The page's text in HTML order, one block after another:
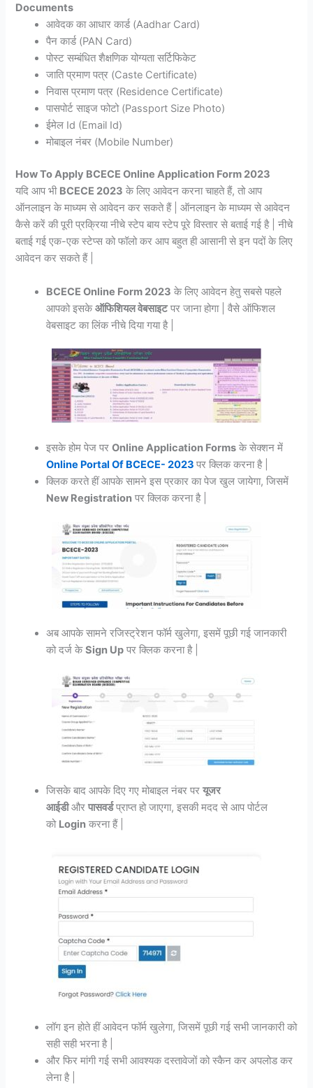
Documents
आवेदक का आधार कार्ड (Aadhar Card)
पैन कार्ड (PAN Card)
पोस्ट सम्बंधित शैक्षणिक योग्यता सर्टिफिकेट
जाति प्रमाण पत्र (Caste Certificate)
निवास प्रमाण पत्र (Residence Certificate)
पासपोर्ट साइज फोटो (Passport Size Photo)
ईमेल Id (Email Id)
मोबाइल नंबर (Mobile Number)
How To Apply BCECE Online Application Form 2023
यदि आप भी BCECE 2023 के लिए आवेदन करना चाहते हैं, तो आप
ऑनलाइन के माध्यम से आवेदन कर सकते हैं | ऑनलाइन के माध्यम से आवेदन
कैसे करें की पूरी प्रक्रिया नीचे स्टेप बाय स्टेप पूरे विस्तार से बताई गई है | नीचे
बताई गई एक-एक स्टेप्स को फॉलो कर आप बहुत ही आसानी से इन पदों के लिए
आवेदन कर सकते हैं |
BCECE Online Form 2023 के लिए आवेदन हेतु सबसे पहले
आपको इसकेऑफिशियल वेबसाइटपर जाना होगा | वैसे ऑफिशल
वेबसाइट का लिंक नीचे दिया गया है |
इसके होम पेज परOnline Application Forms के सेक्शन में
Online Portal Of BCECE- 2023 पर क्लिक करना है |
क्लिक करते हीं आपके सामने इस प्रकार का पेज खुल जायेगा, जिसमें
New Registration पर क्लिक करना है |
अब आपके सामने रजिस्ट्रेशन फॉर्म खुलेगा, इसमें पूछी गई जानकारी
को दर्ज केSign Up पर क्लिक करना है |
जिसके बाद आपके दिए गए मोबाइल नंबर परयूजर
आईडीऔरपासवर्डप्राप्त हो जाएगा, इसकी मदद से आप पोर्टल
को Login करना हैं |
लॉग इन होते हीं आवेदन फॉर्म खुलेगा, जिसमें पूछी गई सभी जानकारी को
सही सही भरना है |
और फिर मांगी गई सभी आवश्यक दस्तावेजों को स्कैन कर अपलोड कर
लेना है |